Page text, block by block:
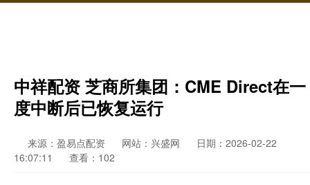
中祥配资 芝商所集团：CME Direct在一
度中断后已恢复运行
来源：盈易点配资 网站：兴盛网
日期：2026-02-22
16:07:11
查看：102